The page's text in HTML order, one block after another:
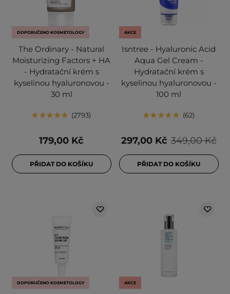
DOPORUČENO KOSMETOLOGY
The Ordinary - Natural
Moisturizing Factors + HA
- Hydratační krém s
kyselinou hyaluronovou -
30 ml
2793
179,00 Kč
PŘIDAT DO KOŠÍKU
AKCE
Isntree - Hyaluronic Acid
Aqua Gel Cream -
Hydratační krém s
kyselinou hyaluronovou -
100 ml
62
349,00 Kč
297,00 Kč
PŘIDAT DO KOŠÍKU
DOPORUČENO KOSMETOLOGY AKCE